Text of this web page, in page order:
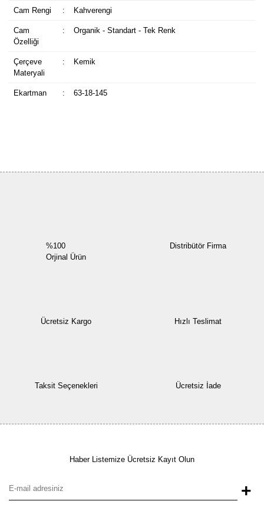
Cam Rengi : Kahverengi
Cam
Özelliği
: Organik - Standart - Tek Renk
Çerçeve
Materyali
: Kemik
Ekartman : 63-18-145
%100
Orjinal Ürün
Distribütör Firma
Ücretsiz Kargo Hızlı Teslimat
Taksit Seçenekleri Ücretsiz İade
Haber Listemize Ücretsiz Kayıt Olun
+